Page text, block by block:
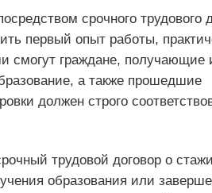
срочного трудового
первый опыт работы,
смогут граждане, получающие
а также прошедшие
должен строго
трудовой договор о
образования или